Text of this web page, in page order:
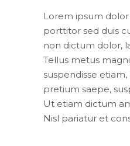
Lorem ipsum
porttitor sed duis
non dictum dolor,
Tellus metus
suspendisse
pretium saepe,
Ut etiam dictum
Nisl pariatur et